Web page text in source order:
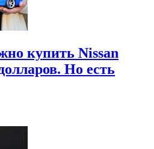
купить Nissan
Но есть